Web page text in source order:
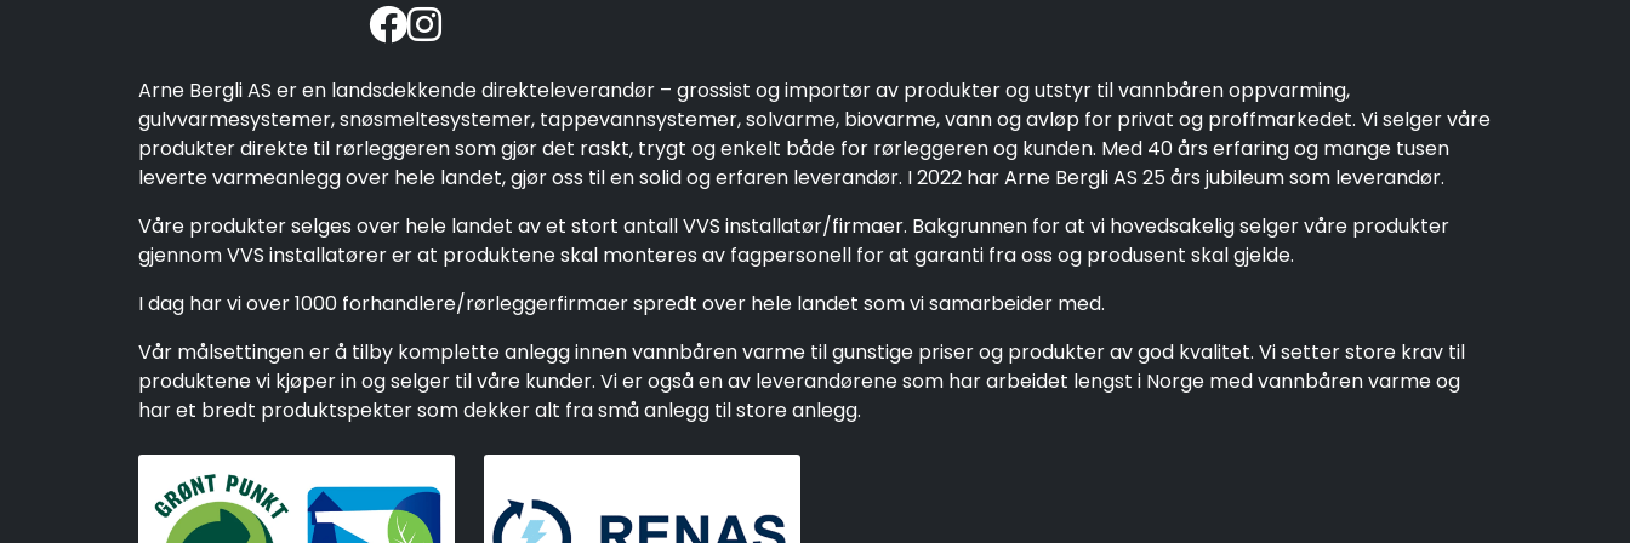
Arne Bergli AS er en landsdekkende direkteleverandør – grossist og importør av produkter og utstyr til vannbåren oppvarming,
gulvvarmesystemer, snøsmeltesystemer, tappevannsystemer, solvarme, biovarme, vann og avløp for privat og proffmarkedet. Vi selger våre
produkter direkte til rørleggeren som gjør det raskt, trygt og enkelt både for rørleggeren og kunden. Med 40 års erfaring og mange tusen
leverte varmeanlegg over hele landet, gjør oss til en solid og erfaren leverandør. I 2022 har Arne Bergli AS 25 års jubileum som leverandør.
Våre produkter selges over hele landet av et stort antall VVS installatør/firmaer. Bakgrunnen for at vi hovedsakelig selger våre produkter
gjennom VVS installatører er at produktene skal monteres av fagpersonell for at garanti fra oss og produsent skal gjelde.
I dag har vi over 1000 forhandlere/rørleggerfirmaer spredt over hele landet som vi samarbeider med.
Vår målsettingen er å tilby komplette anlegg innen vannbåren varme til gunstige priser og produkter av god kvalitet. Vi setter store krav til
produktene vi kjøper in og selger til våre kunder. Vi er også en av leverandørene som har arbeidet lengst i Norge med vannbåren varme og
har et bredt produktspekter som dekker alt fra små anlegg til store anlegg.